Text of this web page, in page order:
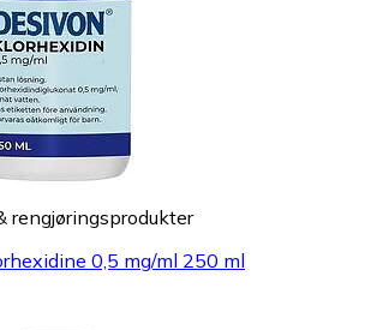
rengjøringsprodukter
0,5 mg/ml 250 ml